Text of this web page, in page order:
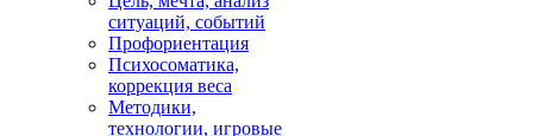
ситуаций, событий
Профориентация
Психосоматика,
коррекция веса
Методики,
технологии, игровые